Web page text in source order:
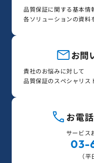
品質保証に関する基本情
各ソリューションの資料
お問
貴社のお悩みに対して
品質保証のスペシャリス
お電
サービス
03-
（